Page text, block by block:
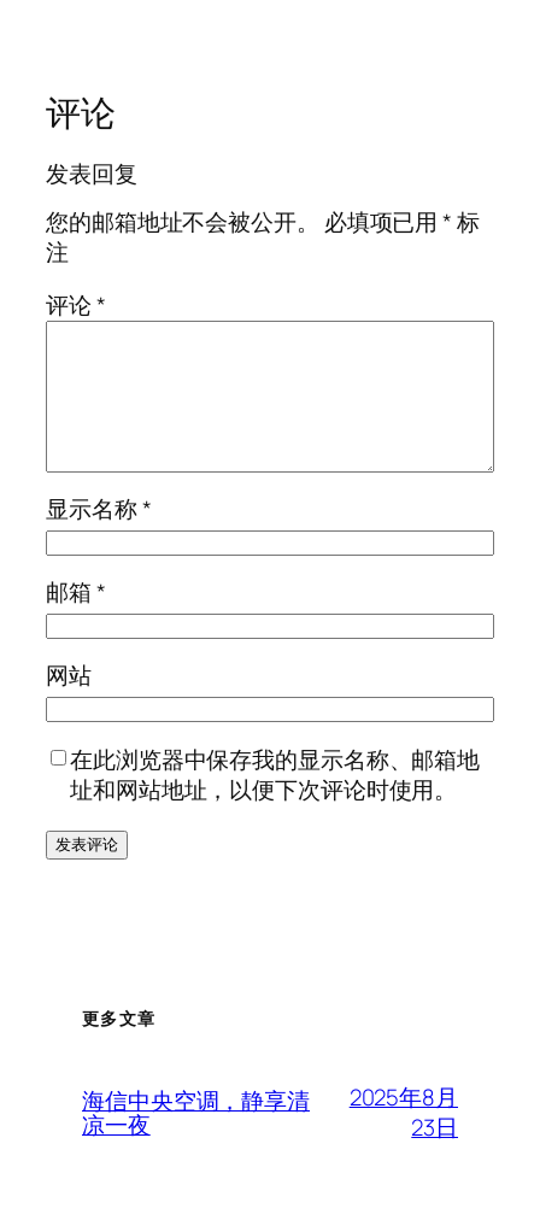
评论
发表回复
您的邮箱地址不会被公开。
必填项已用*标
注
评论*
显示名称*
邮箱*
网站
在此浏览器中保存我的显示名称、邮箱地
址和网站地址，以便下次评论时使用。
更多文章
海信中央空调，静享清
凉一夜
2025年8月
23日